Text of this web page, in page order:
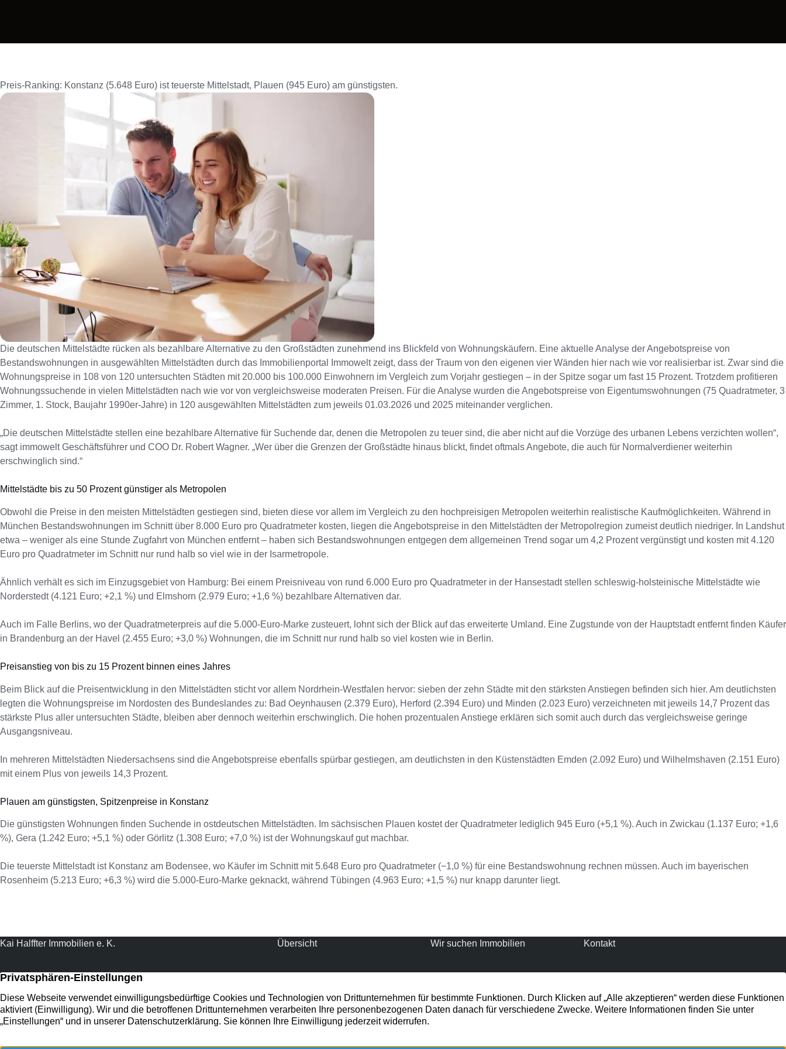
Preis-Ranking: Konstanz (5.648 Euro) ist teuerste Mittelstadt, Plauen (945 Euro) am günstigsten.
Die deutschen Mittelstädte rücken als bezahlbare Alternative zu den Großstädten zunehmend ins Blickfeld von Wohnungskäufern. Eine aktuelle Analyse der Angebotspreise von
Bestandswohnungen in ausgewählten Mittelstädten durch das Immobilienportal Immowelt zeigt, dass der Traum von den eigenen vier Wänden hier nach wie vor realisierbar ist. Zwar sind die
Wohnungspreise in 108 von 120 untersuchten Städten mit 20.000 bis 100.000 Einwohnern im Vergleich zum Vorjahr gestiegen – in der Spitze sogar um fast 15 Prozent. Trotzdem profitieren
Wohnungssuchende in vielen Mittelstädten nach wie vor von vergleichsweise moderaten Preisen. Für die Analyse wurden die Angebotspreise von Eigentumswohnungen (75 Quadratmeter, 3
Zimmer, 1. Stock, Baujahr 1990er-Jahre) in 120 ausgewählten Mittelstädten zum jeweils 01.03.2026 und 2025 miteinander verglichen.
„Die deutschen Mittelstädte stellen eine bezahlbare Alternative für Suchende dar, denen die Metropolen zu teuer sind, die aber nicht auf die Vorzüge des urbanen Lebens verzichten wollen“,
sagt immowelt Geschäftsführer und COO Dr. Robert Wagner. „Wer über die Grenzen der Großstädte hinaus blickt, findet oftmals Angebote, die auch für Normalverdiener weiterhin
erschwinglich sind.“
Mittelstädte bis zu 50 Prozent günstiger als Metropolen
Obwohl die Preise in den meisten Mittelstädten gestiegen sind, bieten diese vor allem im Vergleich zu den hochpreisigen Metropolen weiterhin realistische Kaufmöglichkeiten. Während in
München Bestandswohnungen im Schnitt über 8.000 Euro pro Quadratmeter kosten, liegen die Angebotspreise in den Mittelstädten der Metropolregion zumeist deutlich niedriger. In Landshut
etwa – weniger als eine Stunde Zugfahrt von München entfernt – haben sich Bestandswohnungen entgegen dem allgemeinen Trend sogar um 4,2 Prozent vergünstigt und kosten mit 4.120
Euro pro Quadratmeter im Schnitt nur rund halb so viel wie in der Isarmetropole.
Ähnlich verhält es sich im Einzugsgebiet von Hamburg: Bei einem Preisniveau von rund 6.000 Euro pro Quadratmeter in der Hansestadt stellen schleswig-holsteinische Mittelstädte wie
Norderstedt (4.121 Euro; +2,1 %) und Elmshorn (2.979 Euro; +1,6 %) bezahlbare Alternativen dar.
Auch im Falle Berlins, wo der Quadratmeterpreis auf die 5.000-Euro-Marke zusteuert, lohnt sich der Blick auf das erweiterte Umland. Eine Zugstunde von der Hauptstadt entfernt finden Käufer
in Brandenburg an der Havel (2.455 Euro; +3,0 %) Wohnungen, die im Schnitt nur rund halb so viel kosten wie in Berlin.
Preisanstieg von bis zu 15 Prozent binnen eines Jahres
Beim Blick auf die Preisentwicklung in den Mittelstädten sticht vor allem Nordrhein-Westfalen hervor: sieben der zehn Städte mit den stärksten Anstiegen befinden sich hier. Am deutlichsten
legten die Wohnungspreise im Nordosten des Bundeslandes zu: Bad Oeynhausen (2.379 Euro), Herford (2.394 Euro) und Minden (2.023 Euro) verzeichneten mit jeweils 14,7 Prozent das
stärkste Plus aller untersuchten Städte, bleiben aber dennoch weiterhin erschwinglich. Die hohen prozentualen Anstiege erklären sich somit auch durch das vergleichsweise geringe
Ausgangsniveau.
In mehreren Mittelstädten Niedersachsens sind die Angebotspreise ebenfalls spürbar gestiegen, am deutlichsten in den Küstenstädten Emden (2.092 Euro) und Wilhelmshaven (2.151 Euro)
mit einem Plus von jeweils 14,3 Prozent.
Plauen am günstigsten, Spitzenpreise in Konstanz
Die günstigsten Wohnungen finden Suchende in ostdeutschen Mittelstädten. Im sächsischen Plauen kostet der Quadratmeter lediglich 945 Euro (+5,1 %). Auch in Zwickau (1.137 Euro; +1,6
%), Gera (1.242 Euro; +5,1 %) oder Görlitz (1.308 Euro; +7,0 %) ist der Wohnungskauf gut machbar.
Die teuerste Mittelstadt ist Konstanz am Bodensee, wo Käufer im Schnitt mit 5.648 Euro pro Quadratmeter (−1,0 %) für eine Bestandswohnung rechnen müssen. Auch im bayerischen
Rosenheim (5.213 Euro; +6,3 %) wird die 5.000-Euro-Marke geknackt, während Tübingen (4.963 Euro; +1,5 %) nur knapp darunter liegt.
Kai Halffter Immobilien e. K.
Ihr professioneller Immobilienmakler und Verwalter für
Neuss und Umgebung.
Übersicht
Immobilie
Gesuche
Firmenprofil
Wir suchen Immobilien
Grundstücke
Liquidationsobjekte
Kontakt
41464 Neuss